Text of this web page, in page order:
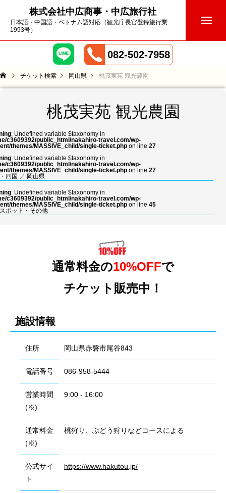
株式会社中広商事・中広旅行社
日本語・中国語・ベトナム語対応（観光庁長官登録旅行業
1993号）
082-502-7958
チケット検索 岡山県 桃茂実苑 観光農園
桃茂実苑 観光農園
: Undefined variable $taxonomy in
c3609392/public_html/nakahiro-travel.com/wp-
themes/MASSIVE_child/single-ticket.php on line 27
: Undefined variable $taxonomy in
c3609392/public_html/nakahiro-travel.com/wp-
themes/MASSIVE_child/single-ticket.php on line 27
四国 ／ 岡山県
: Undefined variable $taxonomy in
c3609392/public_html/nakahiro-travel.com/wp-
themes/MASSIVE_child/single-ticket.php on line 45
ポット・その他
通常料金の10%OFFで
チケット販売中！
施設情報
住所 岡山県赤磐市尾谷843
電話番号 086-958-5444
営業時間
(※)
9:00 - 16:00
通常料金
(※)
桃狩り、ぶどう狩りなどコースによる
公式サイ
ト
https://www.hakutou.jp/